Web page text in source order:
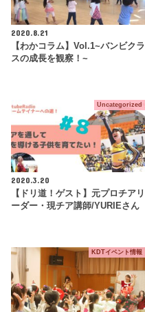
2020.8.21
【わかコラム】Vol.1~バンビクラ
スの成長を観察！~
Uncategorized
2020.3.20
【ドリ道！ゲスト】元プロチアリ
ーダー・現チア講師/YURIEさん
KDTイベント情報